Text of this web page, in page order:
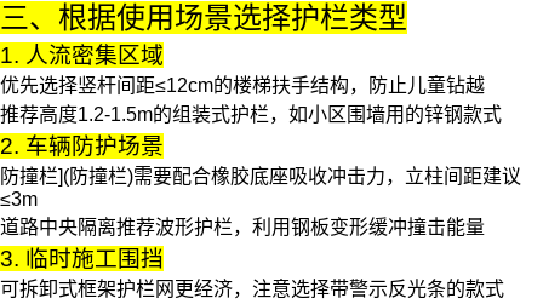
三、根据使用场景选择护栏类型
1. 人流密集区域
优先选择竖杆间距≤12cm的楼梯扶手结构，防止儿童钻越
推荐高度1.2-1.5m的组装式护栏，如小区围墙用的锌钢款式
2. 车辆防护场景
防撞栏](防撞栏)需要配合橡胶底座吸收冲击力，立柱间距建议
≤3m
道路中央隔离推荐波形护栏，利用钢板变形缓冲撞击能量
3. 临时施工围挡
可拆卸式框架护栏网更经济，注意选择带警示反光条的款式